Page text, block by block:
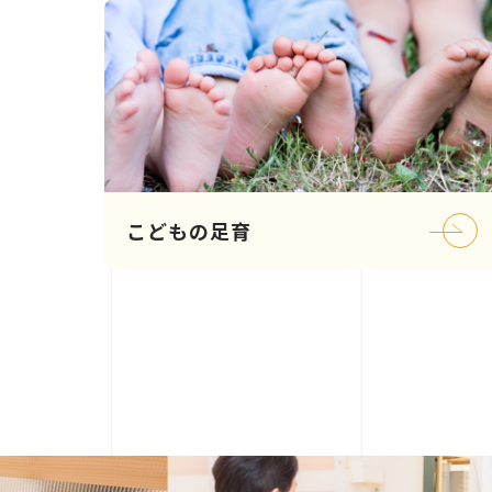
こどもの足育